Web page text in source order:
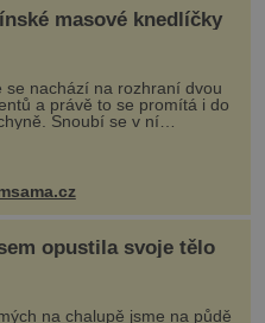
masové knedlíčky
se nachází na rozhraní dvou
a právě to se promítá i do
Snoubí se v ní
a asijské chutě a díky tomu
rozmanité a chuťově bohaté
které rozhodně st...
opustila svoje tělo
na chalupě jsme na půdě